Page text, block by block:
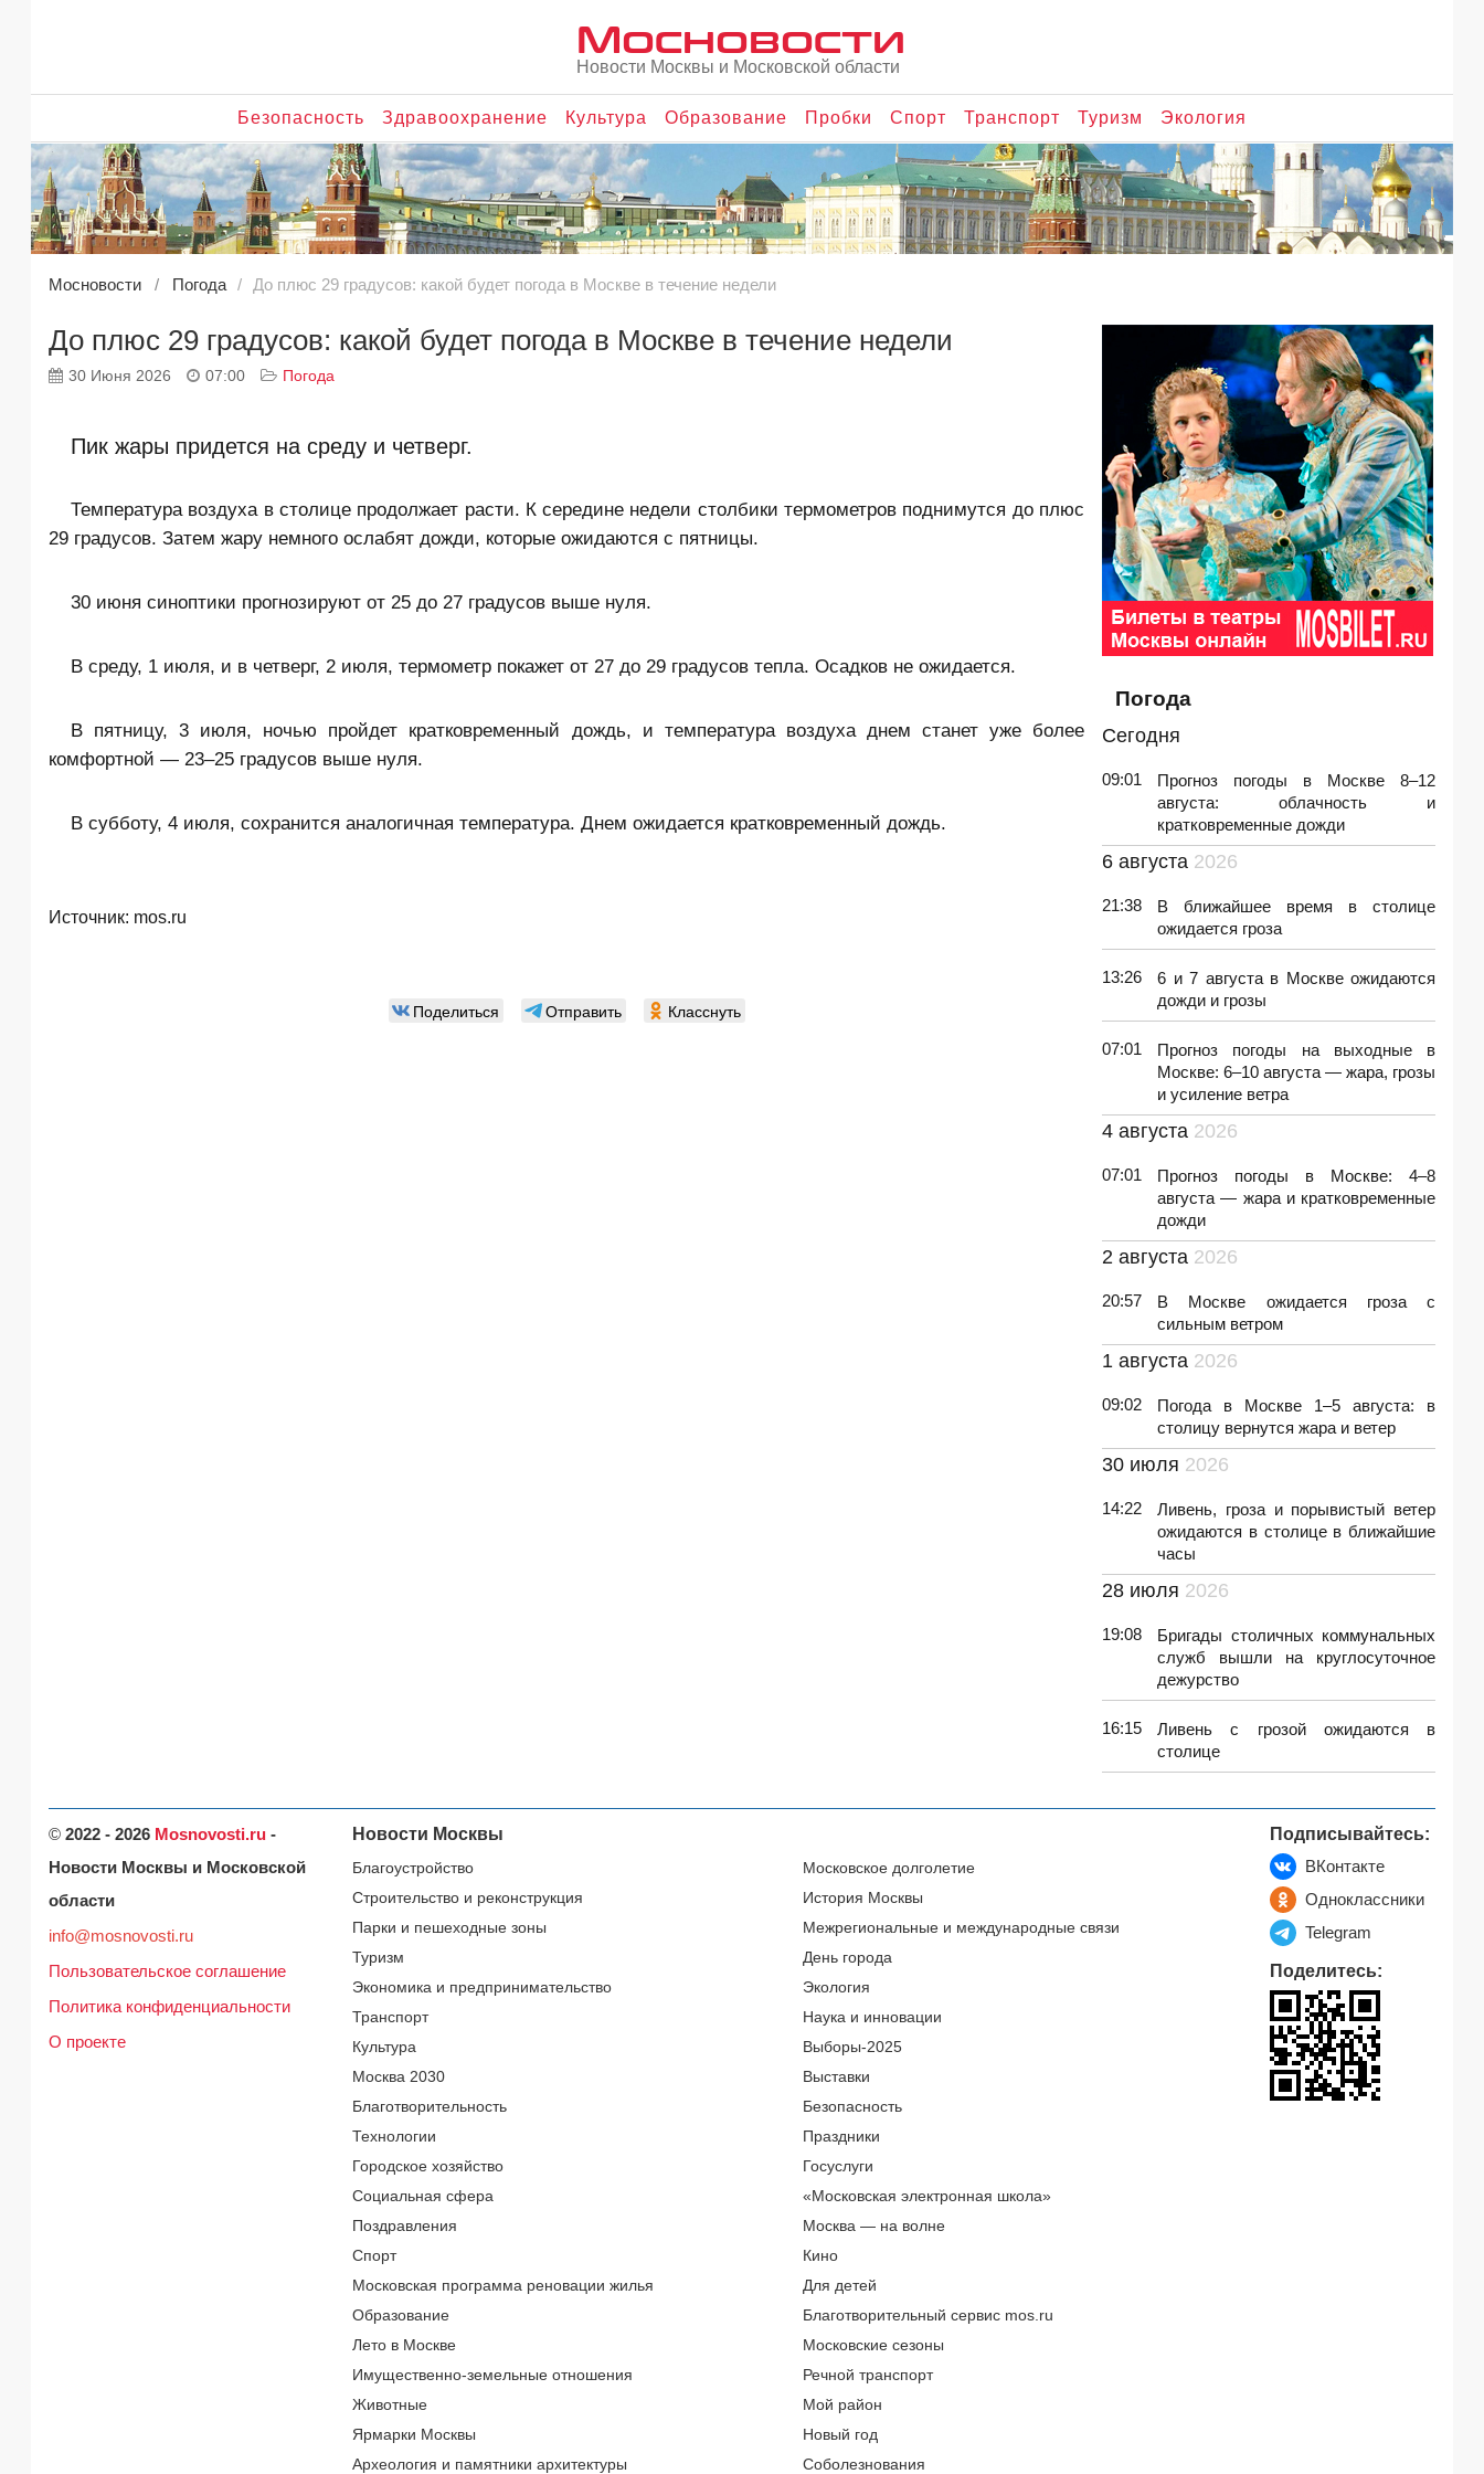
Мосновости
Новости Москвы и Московской области
Безопасность Здравоохранение Культура Образование Пробки Спорт Транспорт Туризм Экология
Мосновости Погода До плюс 29 градусов: какой будет погода в Москве в течение недели
До плюс 29 градусов: какой будет погода в Москве в течение недели
30 Июня 2026 07:00 Погода
Пик жары придется на среду и четверг.
Температура воздуха в столице продолжает расти. К середине недели столбики термометров поднимутся до плюс
29 градусов. Затем жару немного ослабят дожди, которые ожидаются с пятницы.
30 июня синоптики прогнозируют от 25 до 27 градусов выше нуля.
В среду, 1 июля, и в четверг, 2 июля, термометр покажет от 27 до 29 градусов тепла. Осадков не ожидается.
В пятницу, 3 июля, ночью пройдет кратковременный дождь, и температура воздуха днем станет уже более
комфортной — 23–25 градусов выше нуля.
В субботу, 4 июля, сохранится аналогичная температура. Днем ожидается кратковременный дождь.
Источник: mos.ru
Поделиться Отправить Класснуть
Погода
Сегодня
09:01
Прогноз погоды в Москве 8–12
августа: облачность и
кратковременные дожди
6 августа 2026
21:38
В ближайшее время в столице
ожидается гроза
13:26
6 и 7 августа в Москве ожидаются
дожди и грозы
07:01
Прогноз погоды на выходные в
Москве: 6–10 августа — жара, грозы
и усиление ветра
4 августа 2026
07:01
Прогноз погоды в Москве: 4–8
августа — жара и кратковременные
дожди
2 августа 2026
20:57
В Москве ожидается гроза с
сильным ветром
1 августа 2026
09:02
Погода в Москве 1–5 августа: в
столицу вернутся жара и ветер
30 июля 2026
14:22
Ливень, гроза и порывистый ветер
ожидаются в столице в ближайшие
часы
28 июля 2026
19:08
Бригады столичных коммунальных
служб вышли на круглосуточное
дежурство
16:15
Ливень с грозой ожидаются в
столице
© 2022 - 2026 Mosnovosti.ru -
Новости Москвы и Московской
области
info@mosnovosti.ru
Пользовательское соглашение
Политика конфиденциальности
О проекте
Новости Москвы
Благоустройство
Строительство и реконструкция
Парки и пешеходные зоны
Туризм
Экономика и предпринимательство
Транспорт
Культура
Москва 2030
Благотворительность
Технологии
Городское хозяйство
Социальная сфера
Поздравления
Спорт
Московская программа реновации жилья
Образование
Лето в Москве
Имущественно-земельные отношения
Животные
Ярмарки Москвы
Археология и памятники архитектуры
Московское долголетие
История Москвы
Межрегиональные и международные связи
День города
Экология
Наука и инновации
Выборы-2025
Выставки
Безопасность
Праздники
Госуслуги
«Московская электронная школа»
Москва — на волне
Кино
Для детей
Благотворительный сервис mos.ru
Московские сезоны
Речной транспорт
Мой район
Новый год
Соболезнования
Подписывайтесь:
ВКонтакте
Одноклассники
Telegram
Поделитесь: